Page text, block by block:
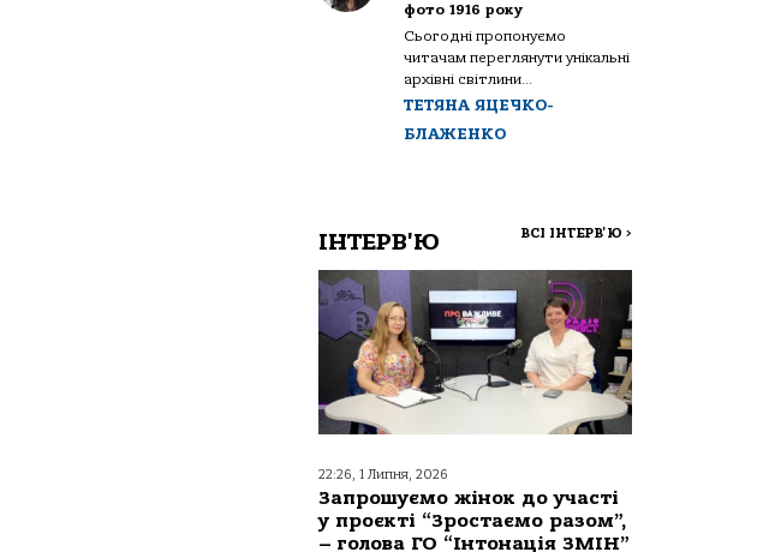
фото 1916 року
Сьогодні пропонуємо
читачам переглянути унікальні
архівні світлини...
ТЕТЯНА ЯЦЕЧКО-
БЛАЖЕНКО
ІНТЕРВ'Ю ВСІ ІНТЕРВ'Ю >
22:26, 1 Липня, 2026
Запрошуємо жінок до участі
у проєкті “Зростаємо разом”,
– голова ГО “Інтонація ЗМІН”